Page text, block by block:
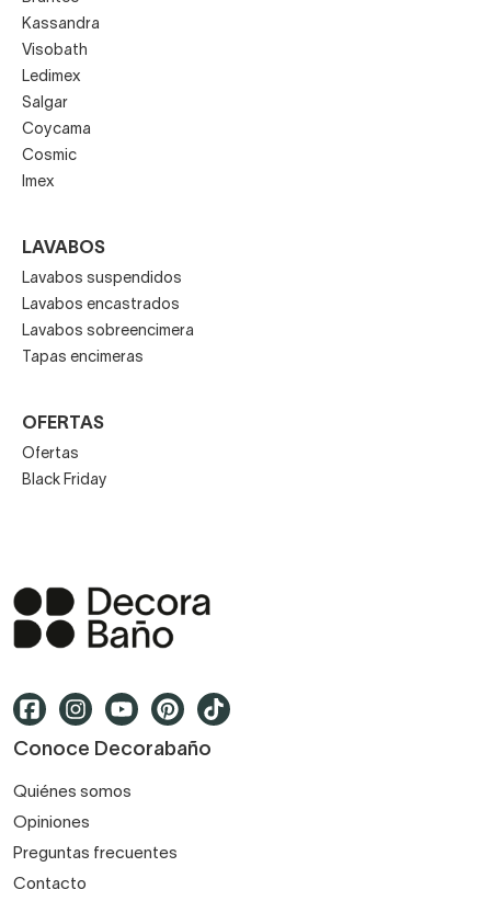
Kassandra
Visobath
Ledimex
Salgar
Coycama
Cosmic
Imex
LAVABOS
Lavabos suspendidos
Lavabos encastrados
Lavabos sobreencimera
Tapas encimeras
OFERTAS
Ofertas
Black Friday
Conoce Decorabaño
Quiénes somos
Opiniones
Preguntas frecuentes
Contacto